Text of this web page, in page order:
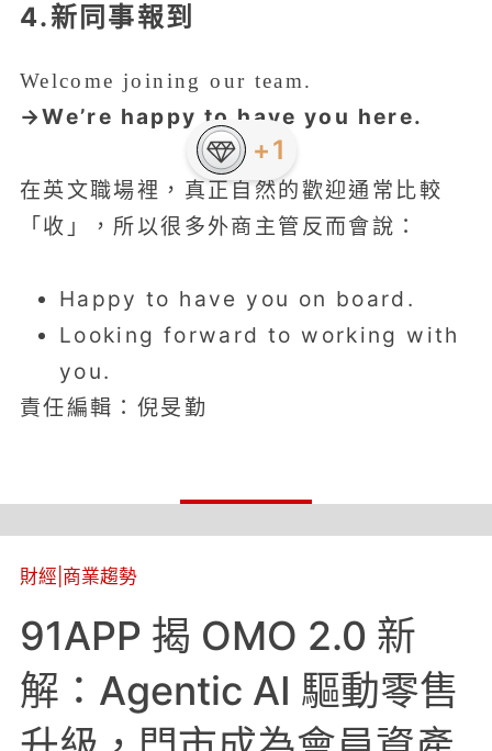
4.新同事報到
Welcome joining our team.
→We’re happy to have you here.
在英文職場裡，真正自然的歡迎通常比較
「收」，所以很多外商主管反而會說：
Happy to have you on board.
Looking forward to working with
you.
責任編輯：倪旻勤
財經 商業趨勢
91APP 揭 OMO 2.0 新
解：Agentic AI 驅動零售